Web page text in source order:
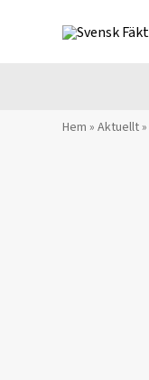
Hem » Aktuellt»